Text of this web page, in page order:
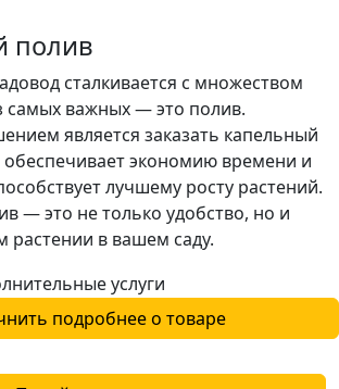
полив
сталкивается с множеством
самых важных — это полив.
является заказать капельный
экономию времени и
лучшему росту растений.
— это не только удобство, но и
растении в вашем саду.
услуги
подробнее о товаре